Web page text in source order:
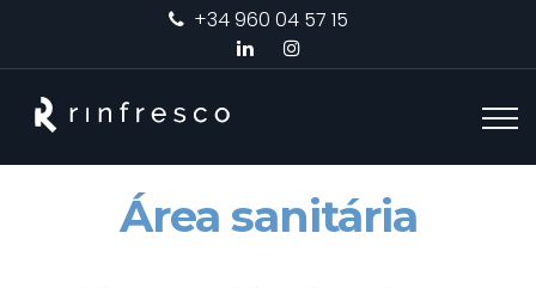
+34 960 04 57 15
Área sanitária